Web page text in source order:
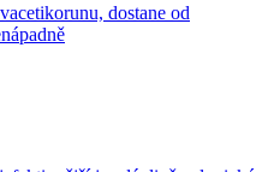
dostane od